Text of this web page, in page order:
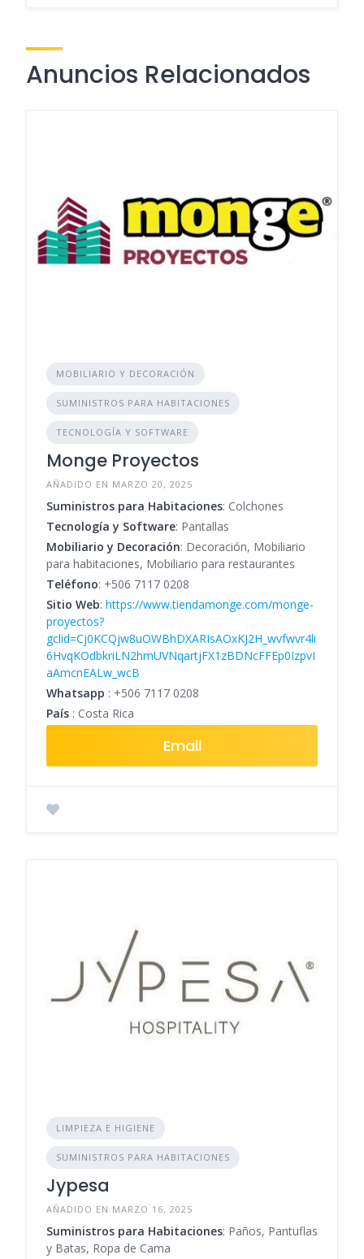
Anuncios Relacionados
MOBILIARIO Y DECORACIÓN
SUMINISTROS PARA HABITACIONES
TECNOLOGÍA Y SOFTWARE
Monge Proyectos
AÑADIDO EN MARZO 20, 2025
Suministros para Habitaciones: Colchones
Tecnología y Software: Pantallas
Mobiliario y Decoración: Decoración, Mobiliario
para habitaciones, Mobiliario para restaurantes
Teléfono: +506 7117 0208
Sitio Web: https://www.tiendamonge.com/monge-
proyectos?
gclid=Cj0KCQjw8uOWBhDXARIsAOxKJ2H_wvfwvr4li
6HvqKOdbkriLN2hmUVNqartjFX1zBDNcFFEp0IzpvI
aAmcnEALw_wcB
Whatsapp : +506 7117 0208
País : Costa Rica
Email
LIMPIEZA E HIGIENE
SUMINISTROS PARA HABITACIONES
Jypesa
AÑADIDO EN MARZO 16, 2025
Suministros para Habitaciones: Paños, Pantuflas
y Batas, Ropa de Cama